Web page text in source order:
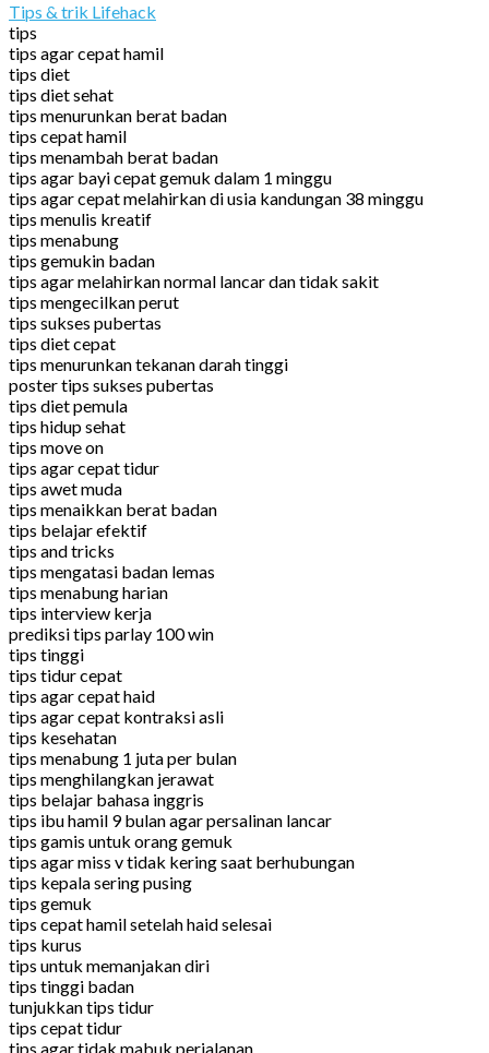
Tips & trik Lifehack
tips
tips agar cepat hamil
tips diet
tips diet sehat
tips menurunkan berat badan
tips cepat hamil
tips menambah berat badan
tips agar bayi cepat gemuk dalam 1 minggu
tips agar cepat melahirkan di usia kandungan 38 minggu
tips menulis kreatif
tips menabung
tips gemukin badan
tips agar melahirkan normal lancar dan tidak sakit
tips mengecilkan perut
tips sukses pubertas
tips diet cepat
tips menurunkan tekanan darah tinggi
poster tips sukses pubertas
tips diet pemula
tips hidup sehat
tips move on
tips agar cepat tidur
tips awet muda
tips menaikkan berat badan
tips belajar efektif
tips and tricks
tips mengatasi badan lemas
tips menabung harian
tips interview kerja
prediksi tips parlay 100 win
tips tinggi
tips tidur cepat
tips agar cepat haid
tips agar cepat kontraksi asli
tips kesehatan
tips menabung 1 juta per bulan
tips menghilangkan jerawat
tips belajar bahasa inggris
tips ibu hamil 9 bulan agar persalinan lancar
tips gamis untuk orang gemuk
tips agar miss v tidak kering saat berhubungan
tips kepala sering pusing
tips gemuk
tips cepat hamil setelah haid selesai
tips kurus
tips untuk memanjakan diri
tips tinggi badan
tunjukkan tips tidur
tips cepat tidur
tips agar tidak mabuk perjalanan